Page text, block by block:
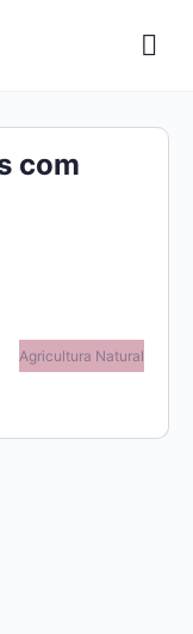
com
Agricultura Natural